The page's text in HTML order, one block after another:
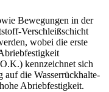
Bewegungen in der
Verschleißschicht
wobei die erste
kennzeichnet sich
auf die Wasserrückhalte-
Abriebfestigkeit.